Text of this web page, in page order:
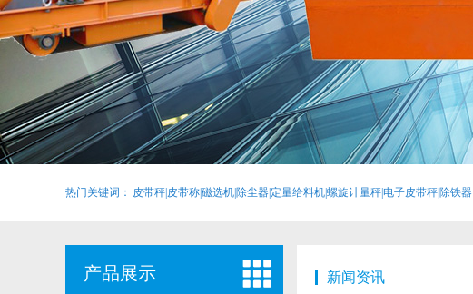
热门关键词： 皮带秤|皮带称|磁选机|除尘器|定量给料机|螺旋计量秤|电子皮带秤|除铁器
产品展示 新闻资讯